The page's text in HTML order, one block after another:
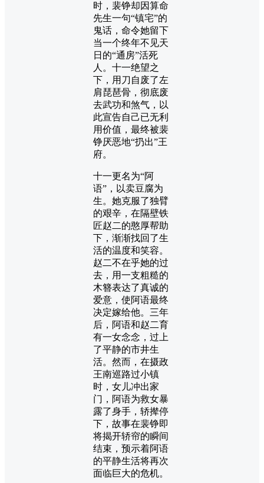
时，裴铮却因算命
先生一句“镇宅”的
鬼话，命令她留下
当一个终年不见天
日的“通房”活死
人。十一绝望之
下，用刀自废了左
肩琵琶骨，彻底废
去武功和煞气，以
此宣告自己已无利
用价值，最终被裴
铮厌恶地“扔出”王
府。
十一更名为“阿
语”，以卖豆腐为
生。她克服了独臂
的艰辛，在隔壁铁
匠赵二的憨厚帮助
下，渐渐找回了生
活的温度和笑容。
赵二不在乎她的过
去，用一支粗糙的
木簪表达了真诚的
爱意，使阿语最终
决定嫁给他。三年
后，阿语和赵二育
有一女念念，过上
了平静的市井生
活。然而，在摄政
王南巡路过小镇
时，女儿冲出家
门，阿语为救女暴
露了身手，轿撵停
下，故事在裴铮即
将揭开轿帘的瞬间
结束，预示着阿语
的平静生活将再次
面临巨大的危机。